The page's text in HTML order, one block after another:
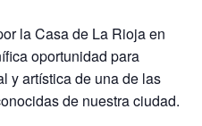
la Casa de La Rioja en
oportunidad para
y artística de una de las
de nuestra ciudad.